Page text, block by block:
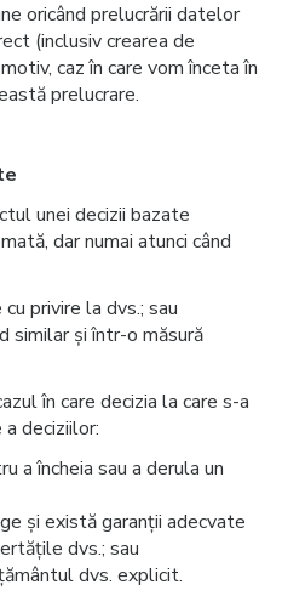
oricând prelucrării datelor
(inclusiv crearea de
caz în care vom înceta în
prelucrare.
unei decizii bazate
dar numai atunci când
privire la dvs.; sau
similar și într-o măsură
în care decizia la care s-a
deciziilor:
a încheia sau a derula un
și există garanții adecvate
dvs.; sau
dvs. explicit.